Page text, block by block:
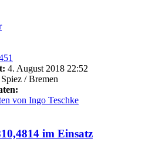
4. August 2018 22:52
Spiez / Bremen
von Ingo Teschke
im Einsatz